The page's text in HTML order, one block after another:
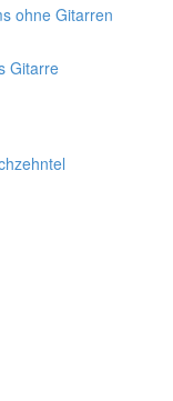
ohne Gitarren
Gitarre